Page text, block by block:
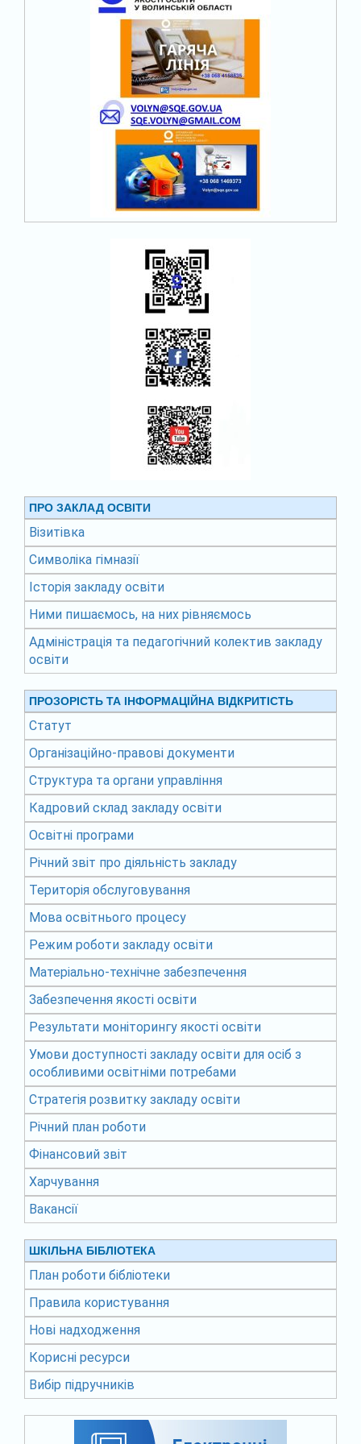
ПРО ЗАКЛАД ОСВІТИ
Візитівка
Символіка гімназії
Історія закладу освіти
Ними пишаємось, на них рівняємось
Адміністрація та педагогічний колектив закладу
освіти
ПРОЗОРІСТЬ ТА ІНФОРМАЦІЙНА ВІДКРИТІСТЬ
Статут
Організаційно-правові документи
Структура та органи управління
Кадровий склад закладу освіти
Освітні програми
Річний звіт про діяльність закладу
Територія обслуговування
Мова освітнього процесу
Режим роботи закладу освіти
Матеріально-технічне забезпечення
Забезпечення якості освіти
Результати моніторингу якості освіти
Умови доступності закладу освіти для осіб з
особливими освітніми потребами
Стратегія розвитку закладу освіти
Річний план роботи
Фінансовий звіт
Харчування
Вакансії
ШКІЛЬНА БІБЛІОТЕКА
План роботи бібліотеки
Правила користування
Нові надходження
Корисні ресурси
Вибір підручників